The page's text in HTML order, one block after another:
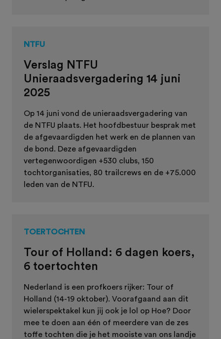
NTFU
Verslag NTFU
Unieraadsvergadering 14 juni
2025
Op 14 juni vond de unieraadsvergadering van
de NTFU plaats. Het hoofdbestuur besprak met
de afgevaardigden het werk en de plannen van
de bond. Deze afgevaardigden
vertegenwoordigen +530 clubs, 150
tochtorganisaties, 80 trailcrews en de +75.000
leden van de NTFU.
TOERTOCHTEN
Tour of Holland: 6 dagen koers,
6 toertochten
Nederland is een profkoers rijker: Tour of
Holland (14-19 oktober). Voorafgaand aan dit
wielerspektakel kun jij ook je lol op Hoe? Door
mee te doen aan één of meerdere van de zes
toffe tochten die je het mooiste van ons landje